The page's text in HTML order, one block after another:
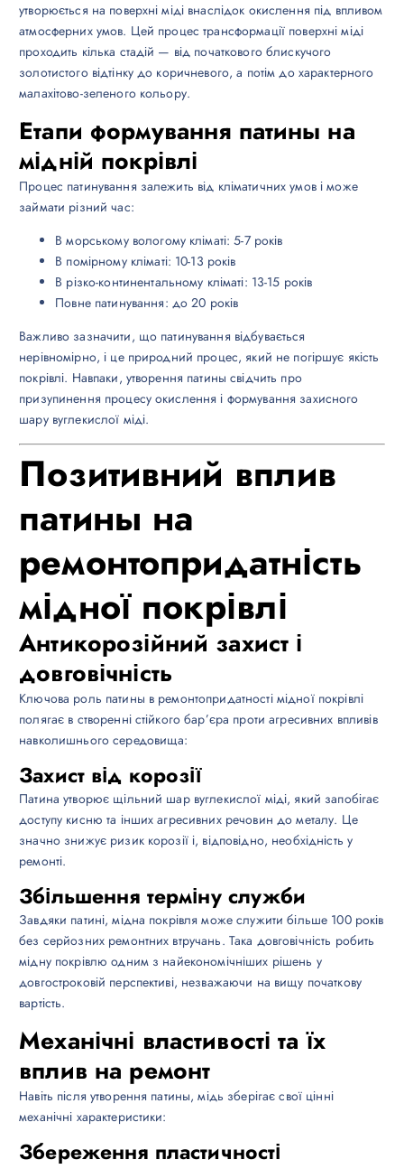
утворюється на поверхні міді внаслідок окислення під впливом
атмосферних умов. Цей процес трансформації поверхні міді
проходить кілька стадій — від початкового блискучого
золотистого відтінку до коричневого, а потім до характерного
малахітово-зеленого кольору.
Етапи формування патины на
мідній покрівлі
Процес патинування залежить від кліматичних умов і може
займати різний час:
В морському вологому кліматі: 5-7 років
В помірному кліматі: 10-13 років
В різко-континентальному кліматі: 13-15 років
Повне патинування: до 20 років
Важливо зазначити, що патинування відбувається
нерівномірно, і це природний процес, який не погіршує якість
покрівлі. Навпаки, утворення патины свідчить про
призупинення процесу окислення і формування захисного
шару вуглекислої міді.
Позитивний вплив
патины на
ремонтопридатність
мідної покрівлі
Антикорозійний захист і
довговічність
Ключова роль патины в ремонтопридатності мідної покрівлі
полягає в створенні стійкого бар’єра проти агресивних впливів
навколишнього середовища:
Захист від корозії
Патина утворює щільний шар вуглекислої міді, який запобігає
доступу кисню та інших агресивних речовин до металу. Це
значно знижує ризик корозії і, відповідно, необхідність у
ремонті.
Збільшення терміну служби
Завдяки патині, мідна покрівля може служити більше 100 років
без серйозних ремонтних втручань. Така довговічність робить
мідну покрівлю одним з найекономічніших рішень у
довгостроковій перспективі, незважаючи на вищу початкову
вартість.
Механічні властивості та їх
вплив на ремонт
Навіть після утворення патины, мідь зберігає свої цінні
механічні характеристики:
Збереження пластичності